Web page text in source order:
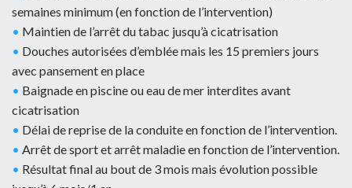
semaines minimum (en fonction de l’intervention)
• Maintien de l’arrêt du tabac jusqu’à cicatrisation
• Douches autorisées d’emblée mais les 15 premiers jours
avec pansement en place
• Baignade en piscine ou eau de mer interdites avant
cicatrisation
• Délai de reprise de la conduite en fonction de l’intervention.
• Arrêt de sport et arrêt maladie en fonction de l’intervention.
• Résultat final au bout de 3 mois mais évolution possible